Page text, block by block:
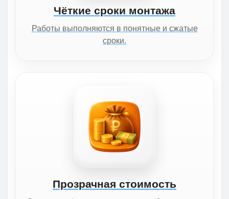
Чёткие сроки монтажа
Работы выполняются в понятные и сжатые
сроки.
Прозрачная стоимость